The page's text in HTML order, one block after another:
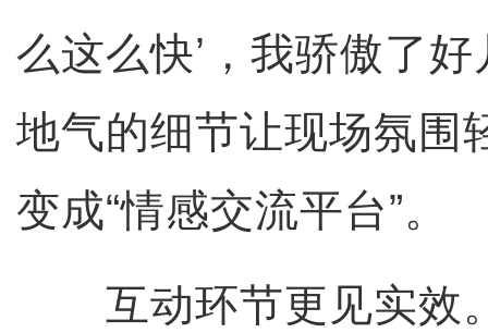
么这么快’，我骄傲了
地气的细节让现场氛围
变成“情感交流平台”。
互动环节更见实效